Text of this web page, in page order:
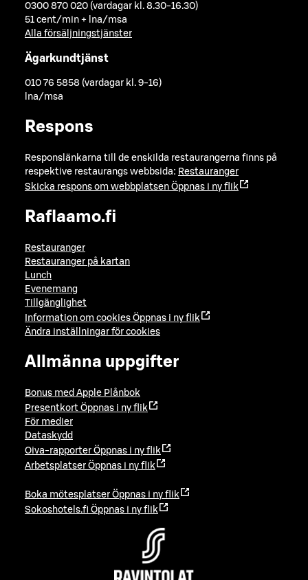
0300 870 020 (vardagar kl. 8.30-16.30)
51 cent/min + lna/msa
Alla försäljningstjänster
Ägarkundtjänst
010 76 5858 (vardagar kl. 9-16)
lna/msa
Respons
Responslänkarna till de enskilda restaurangerna finns på
respektive restaurangs webbsida: Restauranger
Skicka respons om webbplatsen Öppnas i ny flik
Raflaamo.fi
Restauranger
Restauranger på kartan
Lunch
Evenemang
Tillgänglighet
Information om cookies Öppnas i ny flik
Ändra inställningar för cookies
Allmänna uppgifter
Bonus med Apple Plånbok
Presentkort Öppnas i ny flik
För medier
Dataskydd
Oiva-rapporter Öppnas i ny flik
Arbetsplatser Öppnas i ny flik
Boka mötesplatser Öppnas i ny flik
Sokoshotels.fi Öppnas i ny flik